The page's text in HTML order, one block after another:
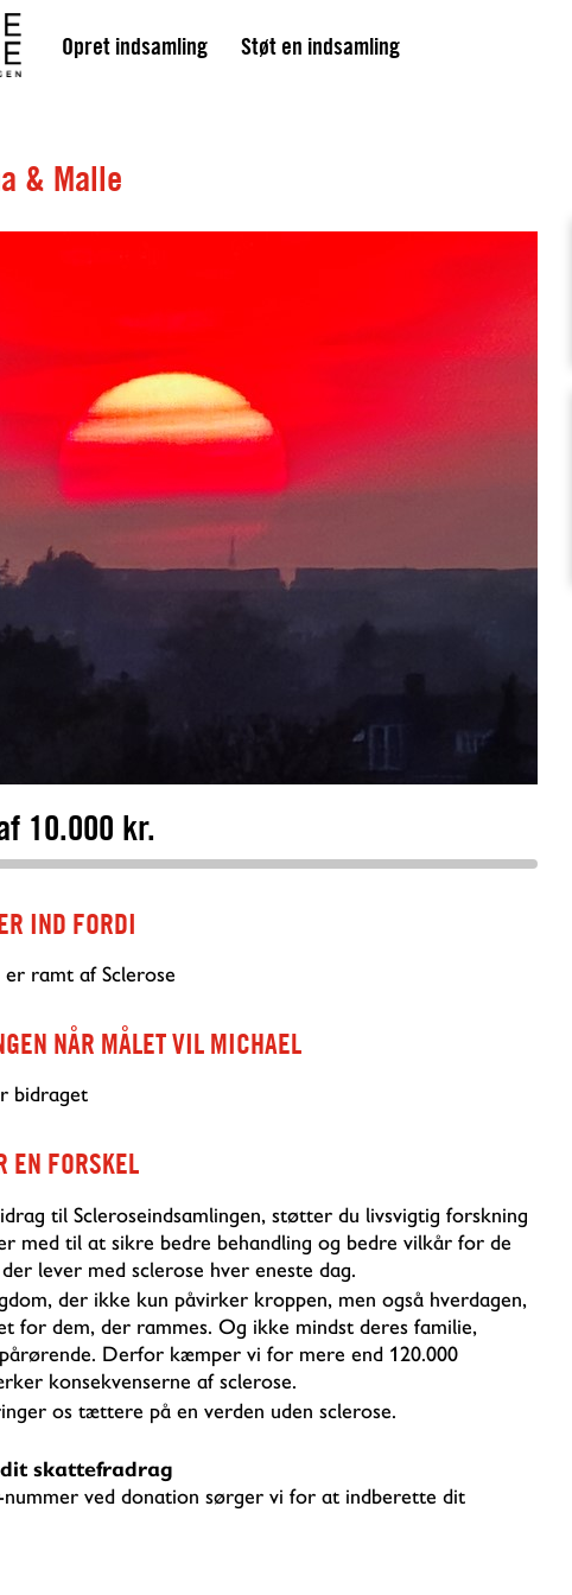
Opret indsamling Støt en indsamling
& Malle
10.000 kr.
IND FORDI
ramt af Sclerose
NÅR MÅLETVIL MICHAEL
bidraget
EN FORSKEL
til Scleroseindsamlingen, støtter du livsvigtig forskning
med til at sikre bedre behandling og bedre vilkår for de
lever med sclerose hver eneste dag.
der ikke kun påvirker kroppen, men også hverdagen,
for dem, der rammes. Og ikke mindst deres familie,
Derfor kæmper vi for mere end 120.000
konsekvenserne af sclerose.
os tættere på en verden uden sclerose.
skattefradrag
nummer ved donation sørger vi for at indberette dit